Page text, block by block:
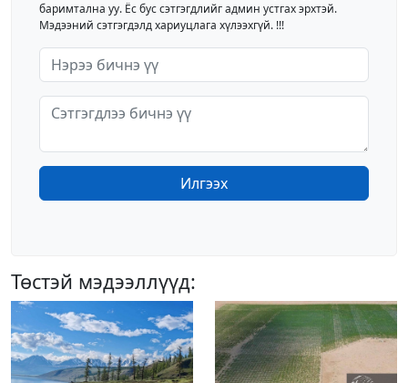
баримтална уу. Ёс бус сэтгэгдлийг админ устгах эрхтэй.
Мэдээний сэтгэгдэлд хариуцлага хүлээхгүй. !!!
Илгээх
Төстэй мэдээллүүд: